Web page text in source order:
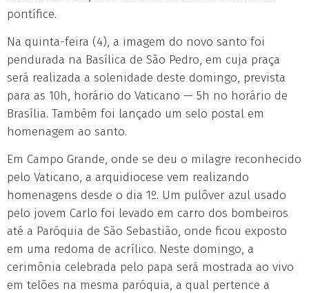
pontífice.
Na quinta-feira (4), a imagem do novo santo foi
pendurada na Basílica de São Pedro, em cuja praça
será realizada a solenidade deste domingo, prevista
para as 10h, horário do Vaticano — 5h no horário de
Brasília. Também foi lançado um selo postal em
homenagem ao santo.
Em Campo Grande, onde se deu o milagre reconhecido
pelo Vaticano, a arquidiocese vem realizando
homenagens desde o dia 1º. Um pulôver azul usado
pelo jovem Carlo foi levado em carro dos bombeiros
até a Paróquia de São Sebastião, onde ficou exposto
em uma redoma de acrílico. Neste domingo, a
cerimônia celebrada pelo papa será mostrada ao vivo
em telões na mesma paróquia, a qual pertence a